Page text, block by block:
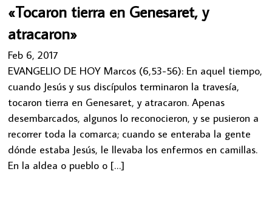
«Tocaron tierra en Genesaret, y
atracaron»
Feb 6, 2017
EVANGELIO DE HOY Marcos (6,53-56): En aquel tiempo,
cuando Jesús y sus discípulos terminaron la travesía,
tocaron tierra en Genesaret, y atracaron. Apenas
desembarcados, algunos lo reconocieron, y se pusieron a
recorrer toda la comarca; cuando se enteraba la gente
dónde estaba Jesús, le llevaba los enfermos en camillas.
En la aldea o pueblo o […]